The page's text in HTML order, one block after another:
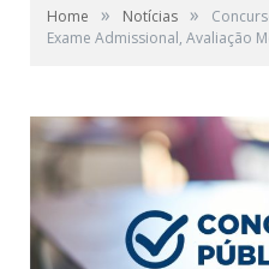
Home » Notícias »
Exame Admissional, Avaliação